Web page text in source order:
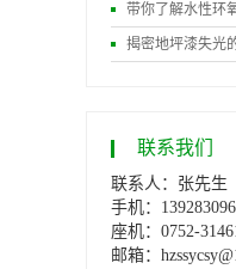
带你了解水性环
揭密地坪漆失光
联系我们
联系人：张先生
手机：
座机：0752-
邮箱：